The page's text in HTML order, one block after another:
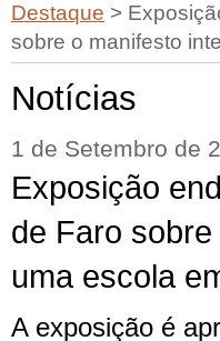
Destaque >
sobre o manifesto
Notícias
1 de Setembro de
Exposição
de Faro
uma escola
A exposição é